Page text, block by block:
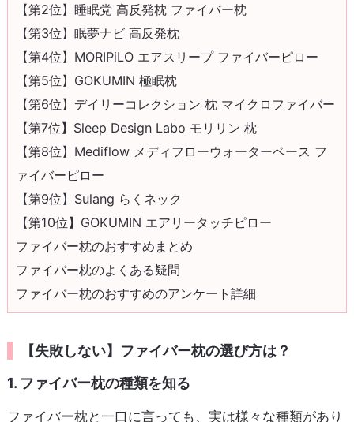
【第2位】睡眠党 高反発枕 ファイバー枕
【第3位】眠夢ナビ 高反発枕
【第4位】MORIPiLO エアスリープ ファイバーピロー
【第5位】GOKUMIN 極眠枕
【第6位】デイリーコレクション 枕 マイクロファイバー
【第7位】Sleep Design Labo モリリン 枕
【第8位】Mediflow メディフローウォーターベース フ
ァイバーピロー
【第9位】Sulang らくネック
【第10位】GOKUMIN エアリータッチピロー
ファイバー枕のおすすめまとめ
ファイバー枕のよくある疑問
ファイバー枕のおすすめのアンケート詳細
【失敗しない】ファイバー枕の選び方は？
1. ファイバー枕の種類を知る
ファイバー枕と一口に言っても、実は様々な種類があり